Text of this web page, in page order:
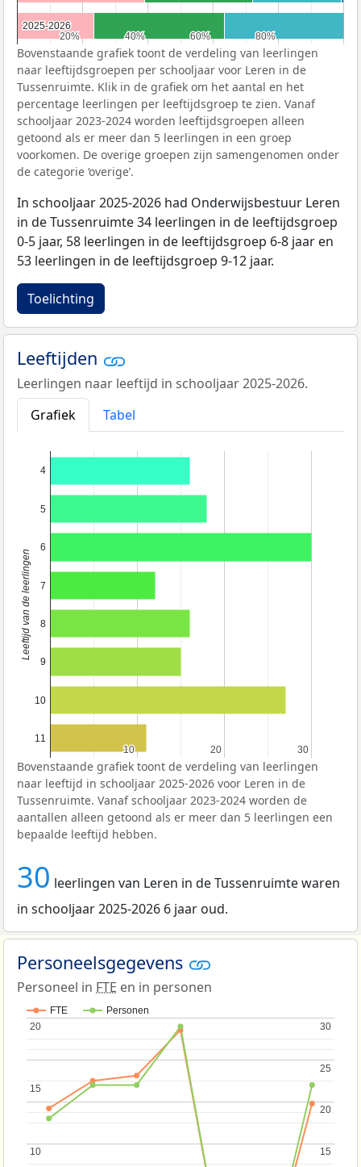
20%
20% 40%
40% 60%
60% 80%
80%
2025-2026
2025-2026
Bovenstaande grafiek toont de verdeling van leerlingen
naar leeftijdsgroepen per schooljaar voor Leren in de
Tussenruimte. Klik in de grafiek om het aantal en het
percentage leerlingen per leeftijdsgroep te zien. Vanaf
schooljaar 2023-2024 worden leeftijdsgroepen alleen
getoond als er meer dan 5 leerlingen in een groep
voorkomen. De overige groepen zijn samengenomen onder
de categorie ‘overige’.
In schooljaar 2025-2026 had Onderwijsbestuur Leren
in de Tussenruimte 34 leerlingen in de leeftijdsgroep
0-5 jaar, 58 leerlingen in de leeftijdsgroep 6-8 jaar en
53 leerlingen in de leeftijdsgroep 9-12 jaar.
Toelichting
Leeftijden
Leerlingen naar leeftijd in schooljaar 2025-2026.
Grafiek
Tabel
10
10 20
20 30
30
4
5
6
7
8
9
10
11
Leeftijd van de leerlingen
Bovenstaande grafiek toont de verdeling van leerlingen
naar leeftijd in schooljaar 2025-2026 voor Leren in de
Tussenruimte. Vanaf schooljaar 2023-2024 worden de
aantallen alleen getoond als er meer dan 5 leerlingen een
bepaalde leeftijd hebben.
30 leerlingen van Leren in de Tussenruimte waren
in schooljaar 2025-2026 6 jaar oud.
Personeelsgegevens
Personeel in FTE en in personen
FTE Personen
10
10
15
15
20
20
15
15
20
20
25
25
30
30